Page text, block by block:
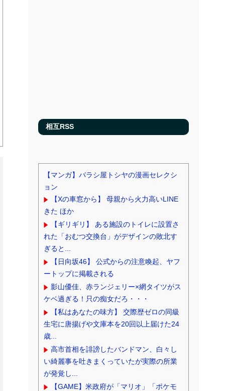
相互RSS
【マンガ】バラシ屋トシヤの漫画セレクシ
ョン
【Xの車窓から】 母親から火力高いLINE
きた ほか
【ギリギリ】 ある施設のトイレに設置さ
れた「おむつ交換台」がデザインの敗北す
ぎると...
【日向坂46】 公式からの注意喚起、ヤフ
ートップに掲載される
影山優佳、赤ランジェリー×網タイツがス
ケベ過ぎる！只の痴女だろ・・・
【私はあなたの味方】 交際歴ゼロの同級
生宅に唐揚げや文庫本を20回以上届けた24
歳...
高市首相を誹謗したバンドマン、白々し
い綺麗事を吐きまくっていたが実際の所業
が発覚し...
【GAME】米政府が「マリオ」「ポケモ